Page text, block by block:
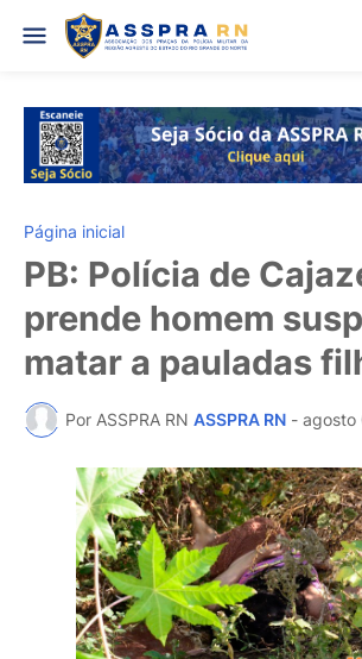
Página inicial
PB: Polícia de
prende homem
matar a pauladas
Por ASSPRA RN ASSPRA RN - agosto